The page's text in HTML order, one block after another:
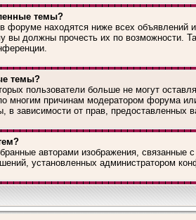
темы?
форуме находятся ниже всех объявлений
вы должны прочесть их по возможности.
темы?
пользователи больше не могут
многим причинам модератором форума
в зависимости от прав, предоставленных
авторами изображения, связанные
установленных администратором